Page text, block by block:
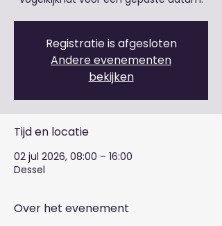
Registratie is afgesloten
Andere evenementen
bekijken
Tijd en locatie
02 jul 2026, 08:00 – 16:00
Dessel
Over het evenement